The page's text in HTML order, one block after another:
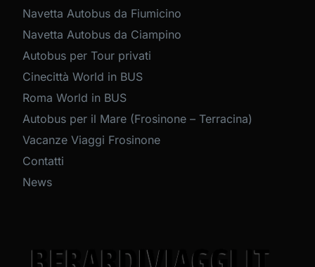
Navetta Autobus da Fiumicino
Navetta Autobus da Ciampino
Autobus per Tour privati
Cinecittà World in BUS
Roma World in BUS
Autobus per il Mare (Frosinone – Terracina)
Vacanze Viaggi Frosinone
Contatti
News